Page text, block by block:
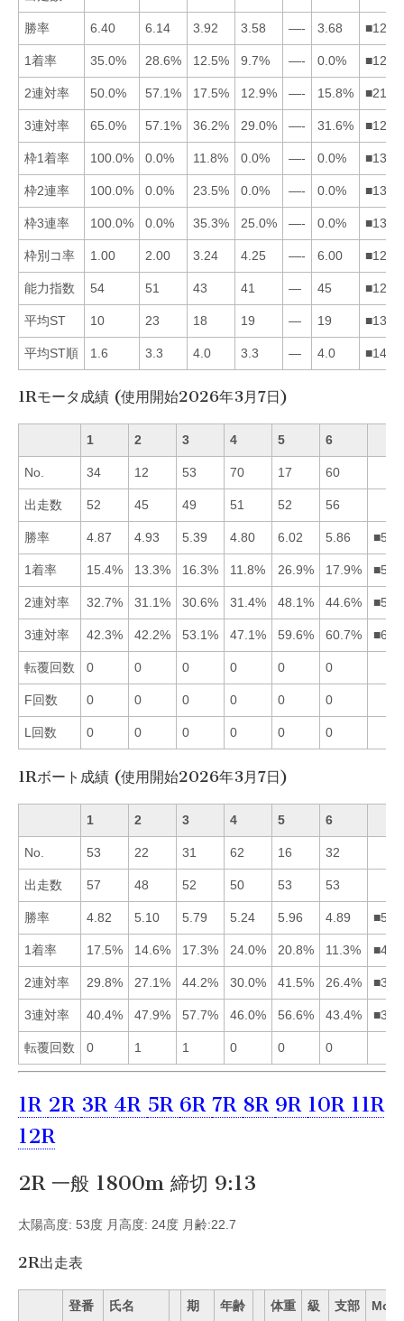
勝率 6.40 6.14 3.92 3.58 —- 3.68
1着率 35.0% 28.6% 12.5% 9.7% —- 0.0%
2連対率 50.0% 57.1% 17.5% 12.9% —- 15.8%
3連対率 65.0% 57.1% 36.2% 29.0% —- 31.6%
枠1着率 100.0% 0.0% 11.8% 0.0% —- 0.0%
枠2連率 100.0% 0.0% 23.5% 0.0% —- 0.0%
枠3連率 100.0% 0.0% 35.3% 25.0% —- 0.0%
枠別コ率 1.00 2.00 3.24 4.25 —- 6.00
能力指数 54 51 43 41 — 45
平均ST 10 23 18 19 — 19
平均ST順 1.6 3.3 4.0 3.3 — 4.0
1Rモータ成績 (使用開始2026年3月7日)
1 2 3 4 5 6
No. 34 12 53 70 17 60
出走数 52 45 49 51 52 56
勝率 4.87 4.93 5.39 4.80 6.02 5.86
1着率 15.4% 13.3% 16.3% 11.8% 26.9% 17.9%
2連対率 32.7% 31.1% 30.6% 31.4% 48.1% 44.6%
3連対率 42.3% 42.2% 53.1% 47.1% 59.6% 60.7%
転覆回数 0 0 0 0 0 0
F回数 0 0 0 0 0 0
L回数 0 0 0 0 0 0
1Rボート成績 (使用開始2026年3月7日)
1 2 3 4 5 6
No. 53 22 31 62 16 32
出走数 57 48 52 50 53 53
勝率 4.82 5.10 5.79 5.24 5.96 4.89
1着率 17.5% 14.6% 17.3% 24.0% 20.8% 11.3%
2連対率 29.8% 27.1% 44.2% 30.0% 41.5% 26.4%
3連対率 40.4% 47.9% 57.7% 46.0% 56.6% 43.4%
転覆回数 0 1 1 0 0 0
1R 2R 3R 4R 5R 6R 7R 8R 9R 10R 11R
12R
2R 一般 1800m 締切 9:13
太陽高度: 53度 月高度: 24度 月齢:22.7
2R出走表
登番 氏名 期 年齢 体重 級 支部 Mo